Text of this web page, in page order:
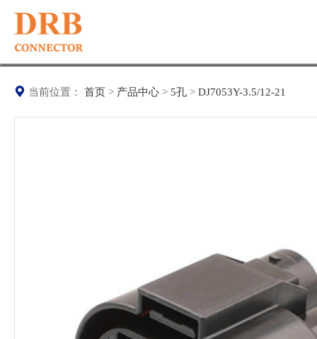
当前位置： 首页 > 产品中心 > 5孔 > DJ7053Y-3.5/12-21